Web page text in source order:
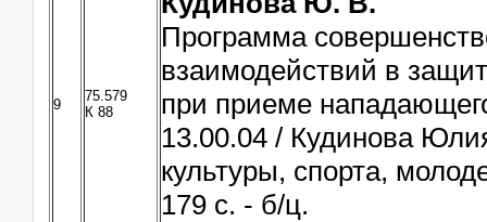
9
75.579
К 88
Программа
взаимодействий в
при приеме
13.00.04 / Кудинова
культуры, спорта,
179 с. - б/ц.